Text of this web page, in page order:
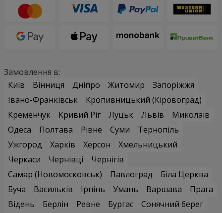
Замовлення в:
Київ
Вінниця Дніпро Житомир
Запоріжжя
Івано-Франківськ
Кропивницький (Кіровоград)
Кременчук
Кривий Ріг Луцьк Львів
Миколаїв
Одеса
Полтава Рівне Суми
Тернопіль
Ужгород
Харків Херсон
Хмельницький
Черкаси
Чернівці
Чернігів
Самар (Новомосковськ)
Павлоград
Біла Церква
Буча
Васильків Ірпінь Умань Варшава
Прага
Відень
Берлін Ревне Бургас
Сонячний берег